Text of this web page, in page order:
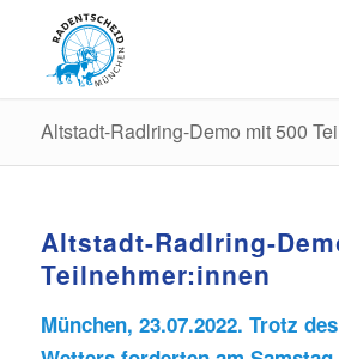
Altstadt-Radlring-Demo mit 500
Altstadt-Radlring-
Teilnehmer:innen
München, 23.07.2022. Trotz